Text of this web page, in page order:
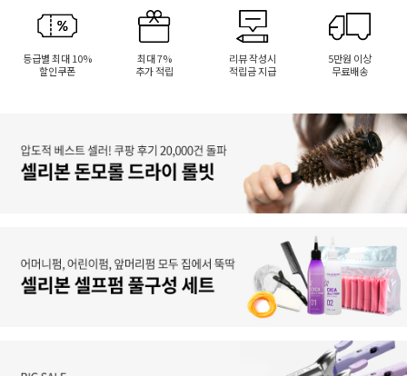
등급별 최대 10%
할인쿠폰
최대 7%
추가 적립
리뷰 작성시
적립금 지급
5만원 이상
무료배송